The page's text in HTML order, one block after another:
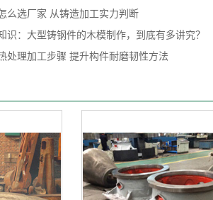
么选厂家 从铸造加工实力判断
识：大型铸钢件的木模制作，到底有多讲究？
处理加工步骤 提升构件耐磨韧性方法